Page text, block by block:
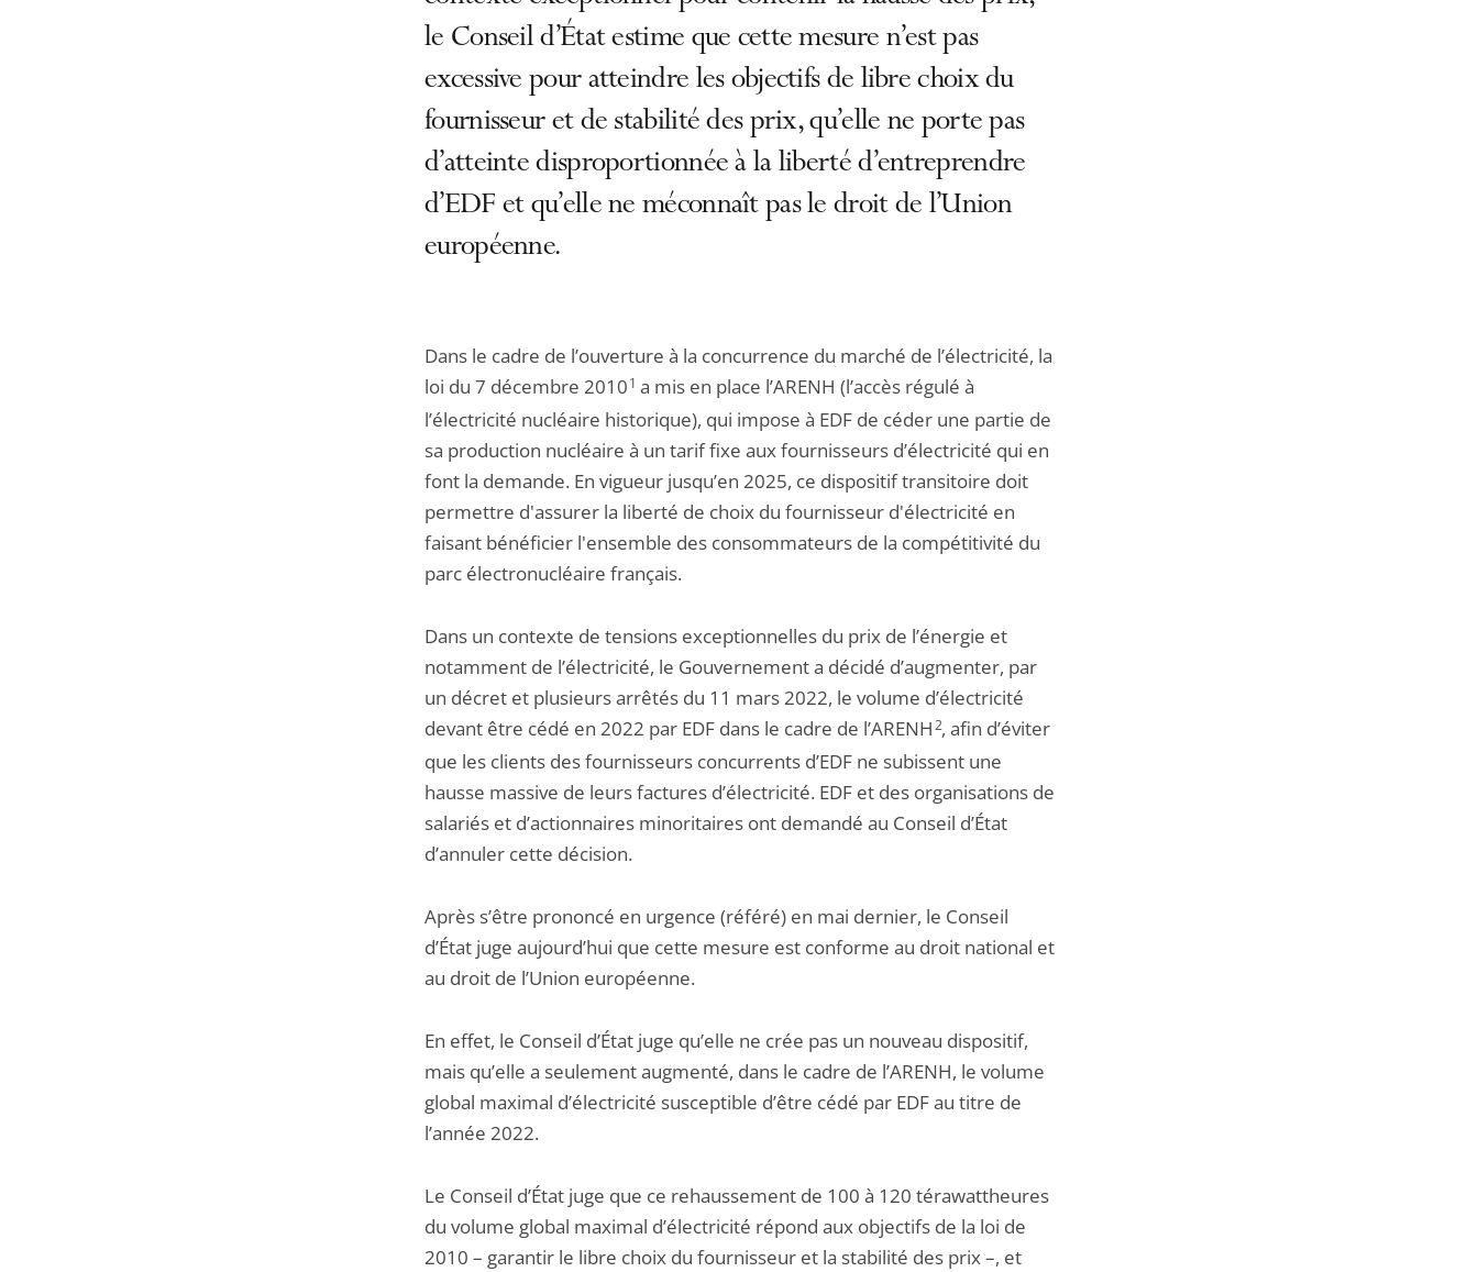
le Conseil d’État estime que cette mesure n’est pas
excessive pour atteindre les objectifs de libre choix du
fournisseur et de stabilité des prix, qu’elle ne porte pas
d’atteinte disproportionnée à la liberté d’entreprendre
d’EDF et qu’elle ne méconnaît pas le droit de l’Union
européenne.
Dans le cadre de l’ouverture à la concurrence du marché de l’électricité, la
loi du 7 décembre 20101 a mis en place l’ARENH (l’accès régulé à
l’électricité nucléaire historique), qui impose à EDF de céder une partie de
sa production nucléaire à un tarif fixe aux fournisseurs d’électricité qui en
font la demande. En vigueur jusqu’en 2025, ce dispositif transitoire doit
permettre d'assurer la liberté de choix du fournisseur d'électricité en
faisant bénéficier l'ensemble des consommateurs de la compétitivité du
parc électronucléaire français.
Dans un contexte de tensions exceptionnelles du prix de l’énergie et
notamment de l’électricité, le Gouvernement a décidé d’augmenter, par
un décret et plusieurs arrêtés du 11 mars 2022, le volume d’électricité
devant être cédé en 2022 par EDF dans le cadre de l’ARENH2, afin d’éviter
que les clients des fournisseurs concurrents d’EDF ne subissent une
hausse massive de leurs factures d’électricité. EDF et des organisations de
salariés et d’actionnaires minoritaires ont demandé au Conseil d’État
d’annuler cette décision.
Après s’être prononcé en urgence (référé) en mai dernier, le Conseil
d’État juge aujourd’hui que cette mesure est conforme au droit national et
au droit de l’Union européenne.
En effet, le Conseil d’État juge qu’elle ne crée pas un nouveau dispositif,
mais qu’elle a seulement augmenté, dans le cadre de l’ARENH, le volume
global maximal d’électricité susceptible d’être cédé par EDF au titre de
l’année 2022.
Le Conseil d’État juge que ce rehaussement de 100 à 120 térawattheures
du volume global maximal d’électricité répond aux objectifs de la loi de
2010 – garantir le libre choix du fournisseur et la stabilité des prix –, et